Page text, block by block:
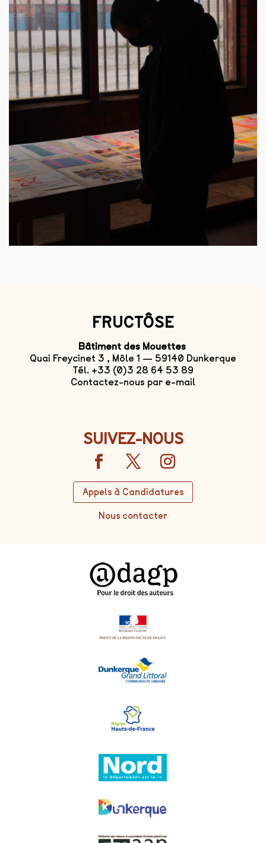
FRUCTÔSE
Bâtiment des Mouettes
Quai Freycinet 3 , Môle 1 — 59140 Dunkerque
Tél. +33 (0)3 28 64 53 89
Contactez-nous par e-mail
SUIVEZ-NOUS
Appels à Candidatures
Nous contacter